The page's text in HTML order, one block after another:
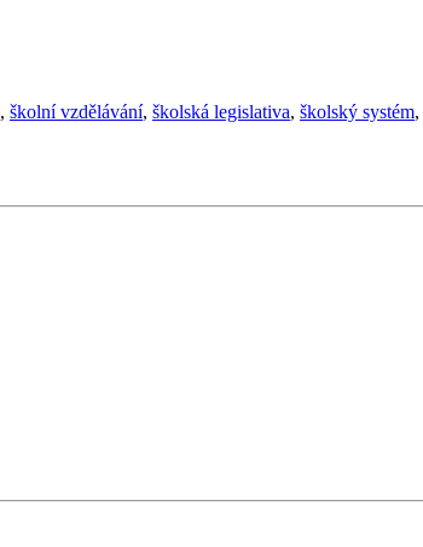
, školní vzdělávání, školská legislativa, školský systém,